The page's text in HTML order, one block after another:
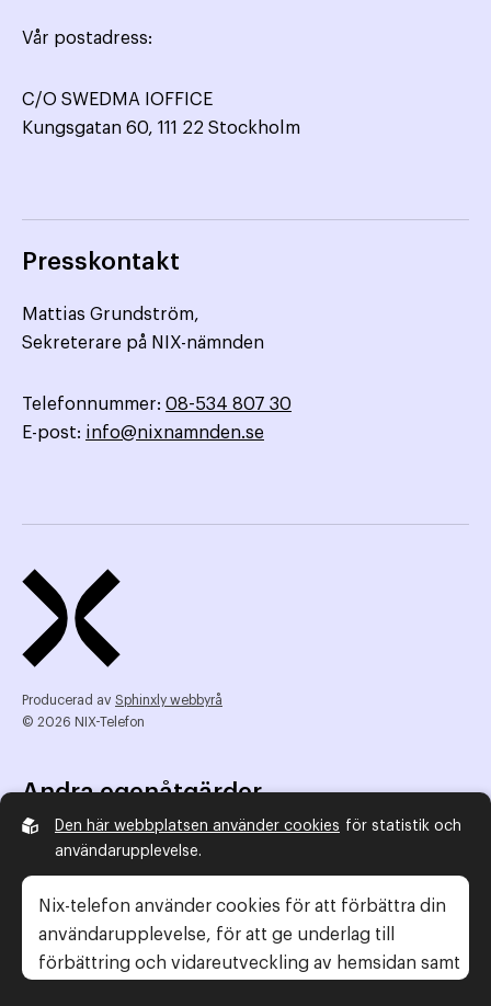
Vår postadress:
C/O SWEDMA IOFFICE
Kungsgatan 60, 111 22 Stockholm
Presskontakt
Mattias Grundström,
Sekreterare på NIX-nämnden
Telefonnummer: 08-534 807 30
E-post: info@nixnamnden.se
Producerad av Sphinxly webbyrå
© 2026 NIX-Telefon
Andra egenåtgärder
NIX Telefon
NIX addresserat
Reklamombudsmannen
Konsumentverket
Den här webbplatsen använder cookies för statistik och
användarupplevelse.
Nix-telefon använder cookies för att förbättra din
användarupplevelse, för att ge underlag till
förbättring och vidareutveckling av hemsidan samt